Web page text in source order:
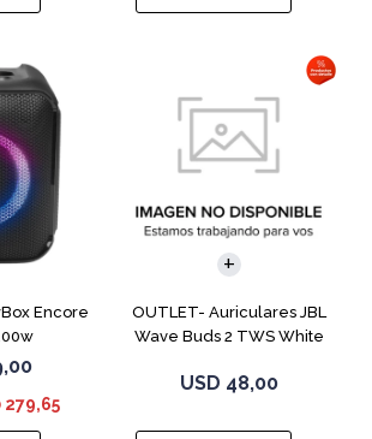
Encore
279,65
OUTLET- Auriculares JBL
Wave Buds 2 TWS White
USD 48,00